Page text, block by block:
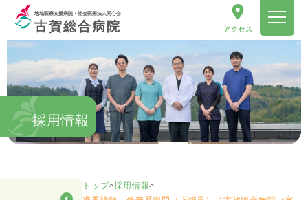
地域医療支援病院・社会医療法人同心会
古賀総合病院 アクセス
採用情報
トップ>採用情報>